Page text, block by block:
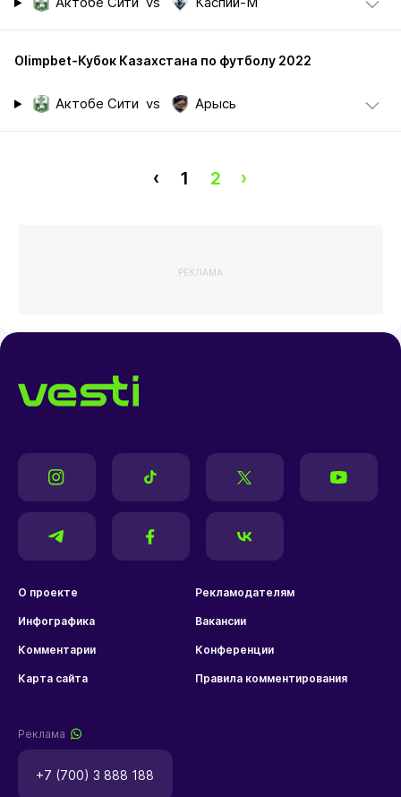
Olimpbet-Кубок Казахстана по футболу 2022
Актобе Сити vs Арысь
‹ 1 2 ›
РЕКЛАМА
О проекте Рекламодателям
Инфографика Вакансии
Комментарии Конференции
Карта сайта Правила комментирования
Реклама
+7 (700) 3 888 188